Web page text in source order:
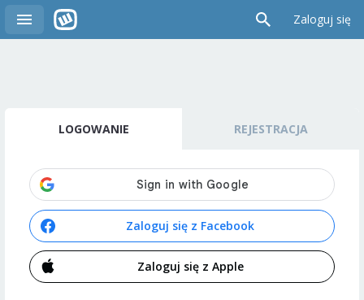
Zaloguj się
LOGOWANIE REJESTRACJA
Zaloguj się z Facebook
Zaloguj się z Apple